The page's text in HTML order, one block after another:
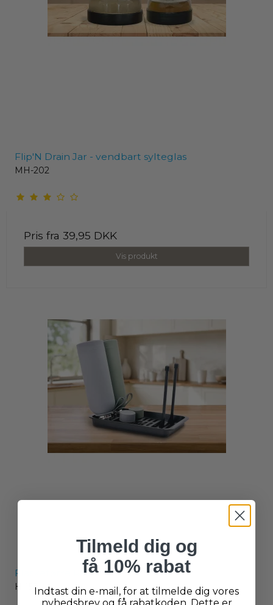
Flip'N Drain Jar - vendbart sylteglas
MH-202
Pris fra 39,95 DKK
Vis produkt
Flasketørre Rack
H-159
Tilmeld dig og
få 10% rabat
Indtast din e-mail, for at tilmelde dig vores
nyhedsbrev og få rabatkoden. Dette er